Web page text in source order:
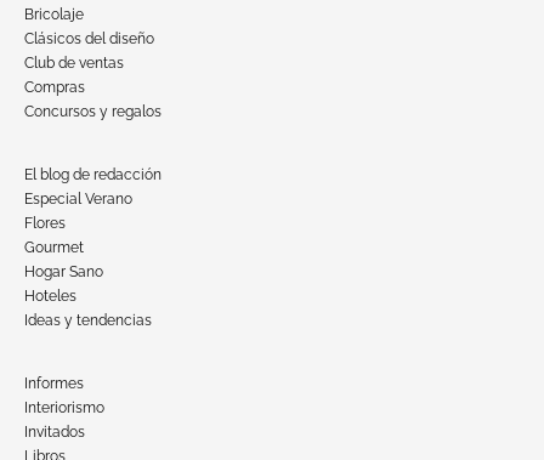
Bricolaje
Clásicos del diseño
Club de ventas
Compras
Concursos y regalos
El blog de redacción
Especial Verano
Flores
Gourmet
Hogar Sano
Hoteles
Ideas y tendencias
Informes
Interiorismo
Invitados
Libros